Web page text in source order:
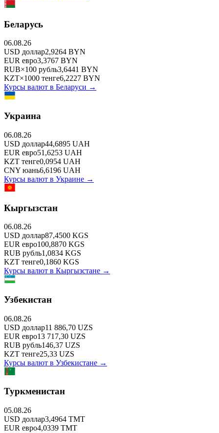
Беларусь
06.08.26
USD доллар2,9264 BYN
EUR евро3,3767 BYN
RUB×100 рубль3,6441 BYN
KZT×1000 тенге6,2227 BYN
Курсы валют в Беларуси →
Украина
06.08.26
USD доллар44,6895 UAH
EUR евро51,6253 UAH
KZT тенге0,0954 UAH
CNY юань6,6196 UAH
Курсы валют в Украине →
Кыргызстан
06.08.26
USD доллар87,4500 KGS
EUR евро100,8870 KGS
RUB рубль1,0834 KGS
KZT тенге0,1860 KGS
Курсы валют в Кыргызстане →
Узбекистан
06.08.26
USD доллар11 886,70 UZS
EUR евро13 717,30 UZS
RUB рубль146,37 UZS
KZT тенге25,33 UZS
Курсы валют в Узбекистане →
Туркменистан
05.08.26
USD доллар3,4964 TMT
EUR евро4,0339 TMT